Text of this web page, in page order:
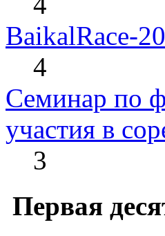
BaikalRace-
4
Семинар по
участия в
3
Первая